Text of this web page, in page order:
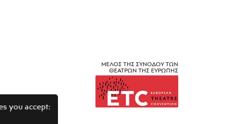
ΜΕΛΟΣ ΤΗΣ ΣΥΝΟΔΟΥ ΤΩΝ
ΘΕΑΤΡΩΝ ΤΗΣ ΕΥΡΩΠΗΣ
you accept: